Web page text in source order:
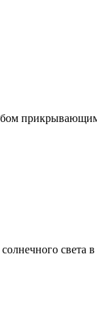
прикрывающим
света